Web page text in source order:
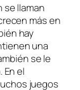
se llaman
más en
hay
una
se le
En el
juegos